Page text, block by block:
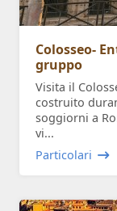
Colosseo-
gruppo
Visita il
costruito
soggiorni a
vi...
Particolari